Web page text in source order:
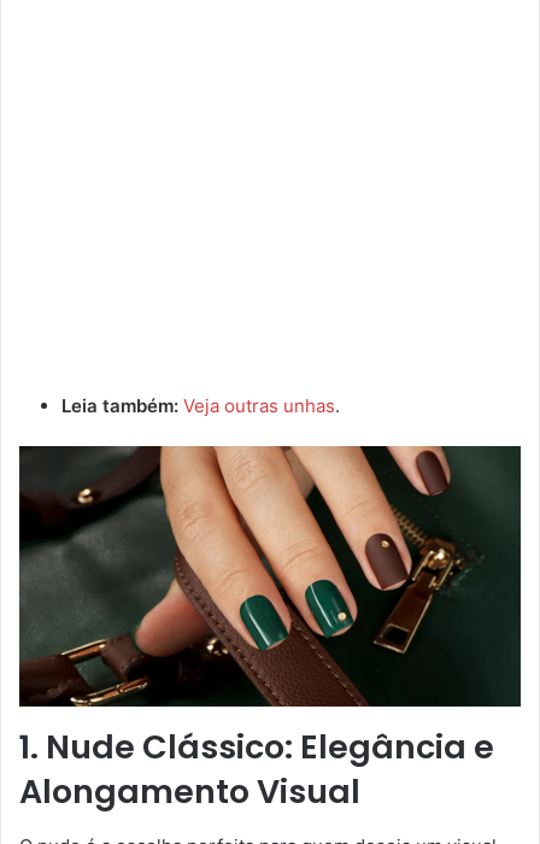
Leia também: Veja outras unhas.
1. Nude Clássico: Elegância e
Alongamento Visual